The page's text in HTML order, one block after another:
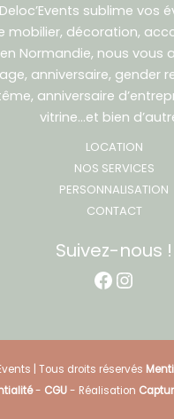
Deloc’Events sublime vos
mobilier, décoration,
Normandie, nous
anniversaire, gender
anniversaire
vitrine…et bien
LOCATION
NOS SERVICES
PERSONNALISATION
CONTACT
Suivez-nous !
| Tous droits réservés
- CGU- Réalisation